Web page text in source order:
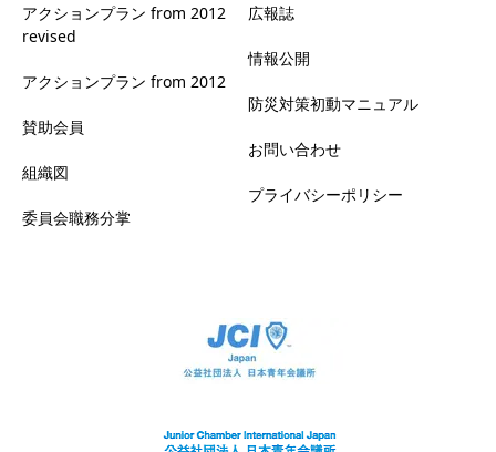
アクションプラン from 2012
revised
アクションプラン from 2012
賛助会員
組織図
委員会職務分掌
広報誌
情報公開
防災対策初動マニュアル
お問い合わせ
プライバシーポリシー